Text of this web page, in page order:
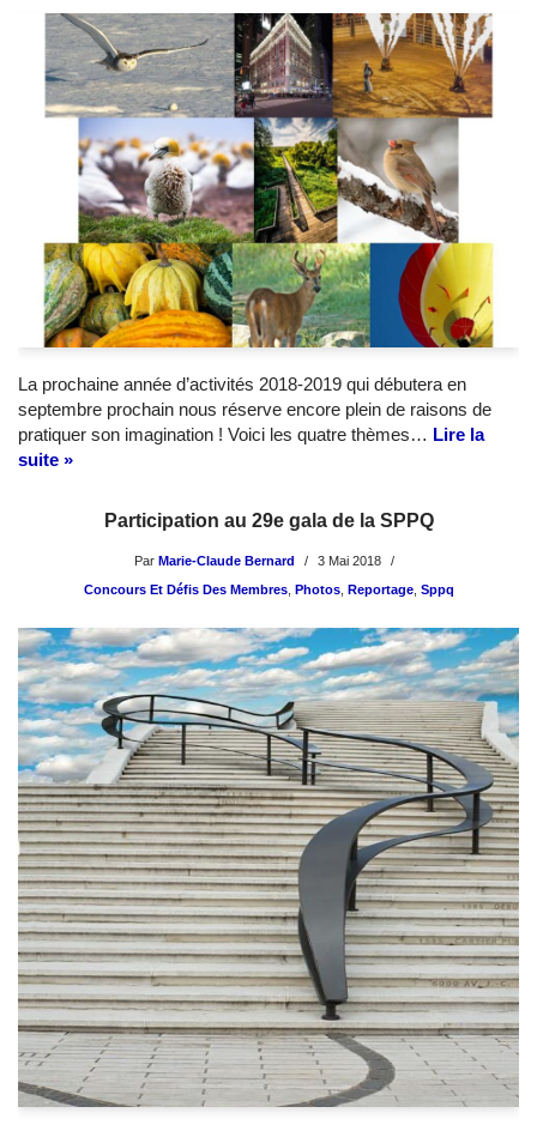
La prochaine année d’activités 2018-2019 qui débutera en
septembre prochain nous réserve encore plein de raisons de
pratiquer son imagination ! Voici les quatre thèmes… Lire la
suite »
Participation au 29e gala de la SPPQ
Par Marie-Claude Bernard
3 Mai 2018
Concours Et Défis Des Membres, Photos, Reportage, Sppq